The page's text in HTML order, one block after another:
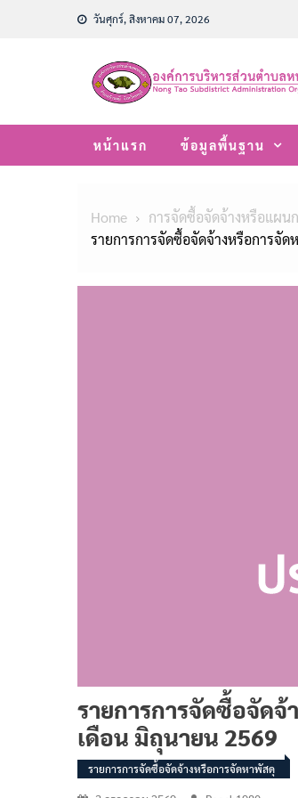
วันศุกร์, สิงหาคม 07, 2026
หน้าแรก ข้อมูลพื้นฐาน
Home การจัดซื้อจัดจ้างหรือแผน
รายการการจัดซื้อจัดจ้างหรือการจั
รายการการจัดซื้อจัด
เดือน มิถุนายน 2569
รายการการจัดซื้อจัดจ้างหรือการจัดหาพัสดุ